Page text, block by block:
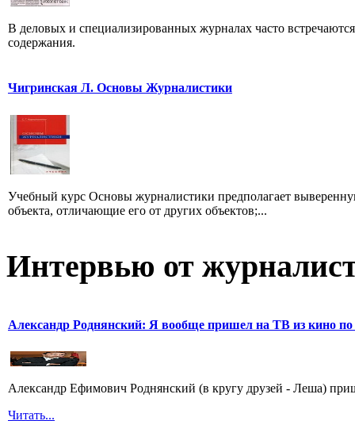
В деловых и специализированных журналах часто
содержания.
Чигринская Л. Основы Журналистики
Учебный курс Основы журналистики предполагает
объекта, отличающие его от других объектов;...
Интервью от
Александр Роднянский: Я вообще пришел на ТВ из кино по
Александр Ефимович Роднянский (в кругу друзей - Леша)
Читать...